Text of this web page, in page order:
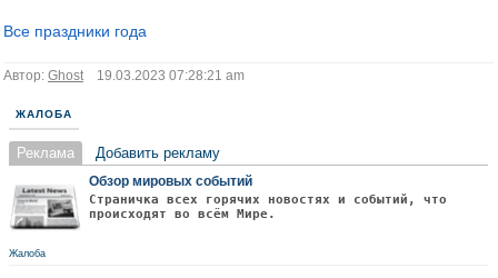
Все праздники года
Автор: Ghost19.03.2023 07:28:21 am
ЖАЛОБА
Реклама Добавить рекламу
Обзор мировых событий
Страничка всех горячих новостях и событий, что
происходят во всём Мире.
Жалоба